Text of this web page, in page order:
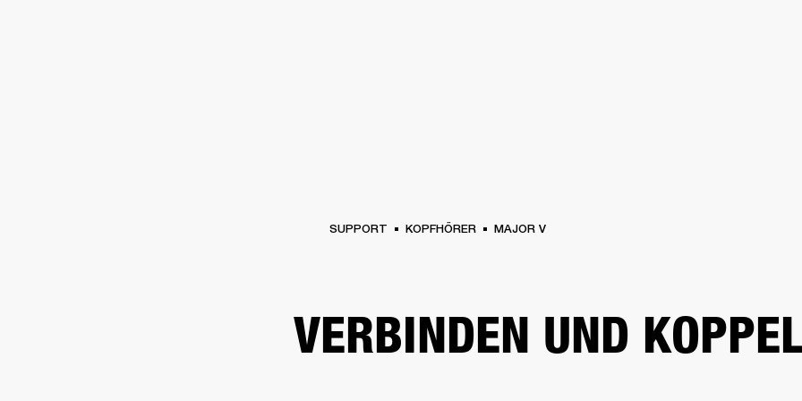
SUPPORT KOPFHÖRER MAJOR V
VERBINDEN UND